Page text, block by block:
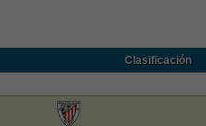
Clasificación